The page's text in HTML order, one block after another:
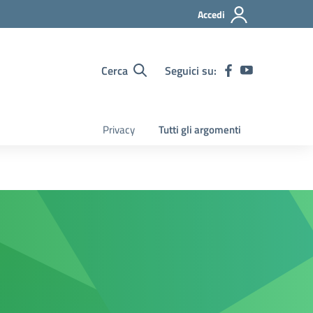
Accedi
Cerca Seguici su:
Privacy Tutti gli argomenti